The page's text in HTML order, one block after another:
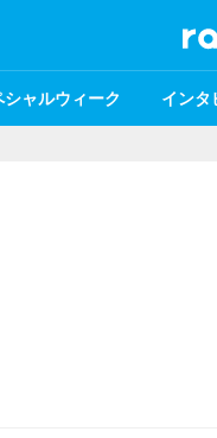
シャルウィーク インタ